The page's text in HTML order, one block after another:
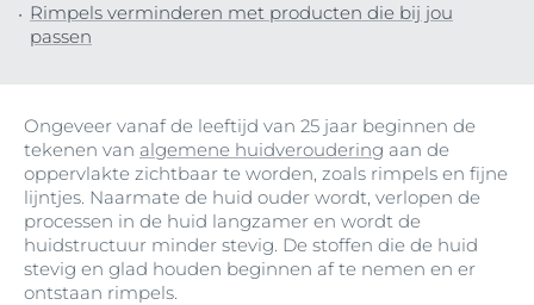
Rimpels verminderen met producten die bij jou
passen
Ongeveer vanaf de leeftijd van 25 jaar beginnen de
tekenen van algemene huidveroudering aan de
oppervlakte zichtbaar te worden, zoals rimpels en fijne
lijntjes. Naarmate de huid ouder wordt, verlopen de
processen in de huid langzamer en wordt de
huidstructuur minder stevig. De stoffen die de huid
stevig en glad houden beginnen af te nemen en er
ontstaan rimpels.